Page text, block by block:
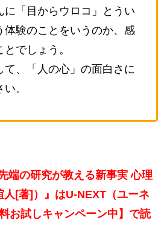
に「目からウロコ」とうい
体験のことをいうのか、感
でしょう。
て、「人の心」の面白さに
。
端の研究が教える新事実 心理
[著]）』はU-NEXT（ユーネ
お試しキャンペーン中】で読